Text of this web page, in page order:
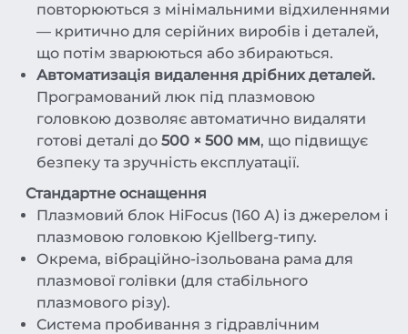
повторюються з мінімальними відхиленнями
— критично для серійних виробів і деталей,
що потім зварюються або збираються.
Автоматизація видалення дрібних деталей.
Програмований люк під плазмовою
головкою дозволяє автоматично видаляти
готові деталі до 500 × 500 мм, що підвищує
безпеку та зручність експлуатації.
Стандартне оснащення
Плазмовий блок HiFocus (160 A) із джерелом і
плазмовою головкою Kjellberg-типу.
Окрема, вібраційно-ізольована рама для
плазмової голівки (для стабільного
плазмового різу).
Система пробивання з гідравлічним